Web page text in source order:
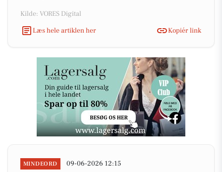
Kilde: VORES Digital
Læs hele artiklen her
Kopiér link
MINDEORD 09-06-2026 12:15